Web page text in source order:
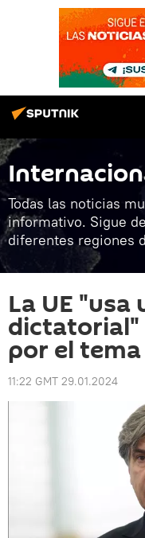
Todas las noticias
informativo. Sigue
diferentes regiones
La UE "usa
por el
11:22 GMT 29.01.2024